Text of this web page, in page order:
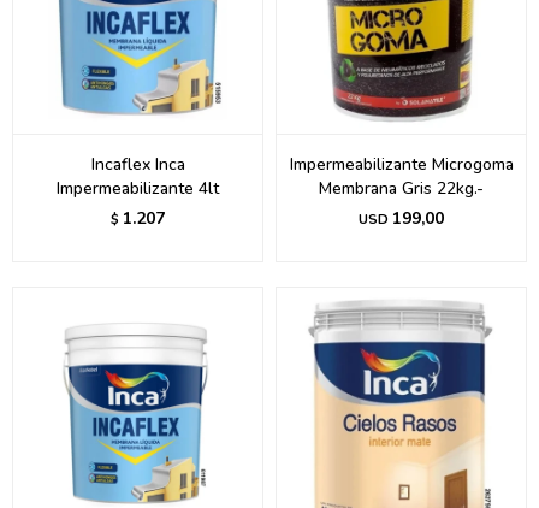
Incaflex Inca
Impermeabilizante 4lt
$ 1.207
Impermeabilizante Microgoma
Membrana Gris 22kg.-
USD 199,00